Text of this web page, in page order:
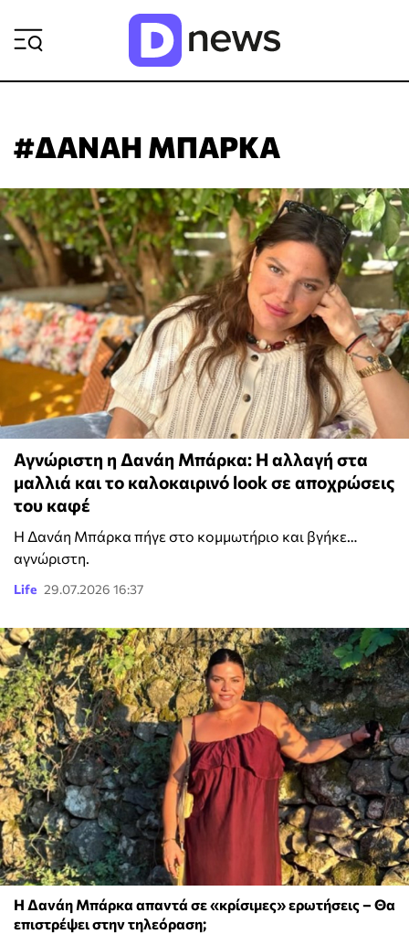
#ΔΑΝΑΗ ΜΠΑΡΚΑ
Αγνώριστη η Δανάη Μπάρκα: Η αλλαγή στα
μαλλιά και το καλοκαιρινό look σε αποχρώσεις
του καφέ
Η Δανάη Μπάρκα πήγε στο κομμωτήριο και βγήκε…
αγνώριστη.
Life 29.07.2026 16:37
Η Δανάη Μπάρκα απαντά σε «κρίσιμες» ερωτήσεις – Θα
επιστρέψει στην τηλεόραση;